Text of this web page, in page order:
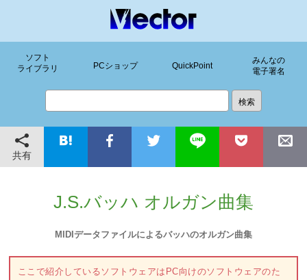
ソフト
ライブラリ
PCショップ QuickPoint
みんなの
電子署名
共有
J.S.バッハ オルガン曲集
MIDIデータファイルによるバッハのオルガン曲集
ここで紹介しているソフトウェアはPC向けのソフトウェアのた